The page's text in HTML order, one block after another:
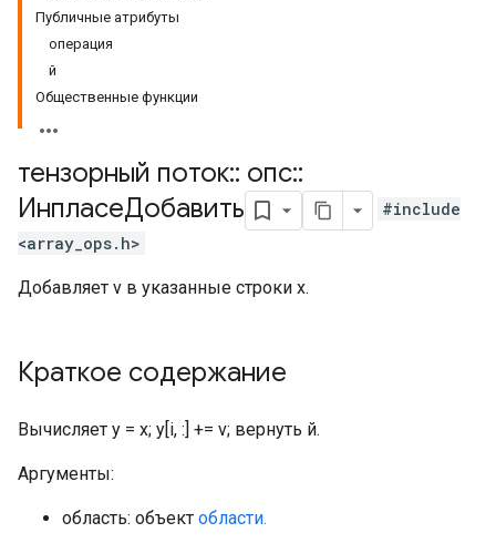
Публичные атрибуты
операция
й
Общественные функции
тензорный поток:: опс::
ИнпласеДобавить
#include
<array_ops.h>
Добавляет v в указанные строки x.
Краткое содержание
Вычисляет y = x; y[i, :] += v; вернуть й.
Аргументы:
область: объект области.